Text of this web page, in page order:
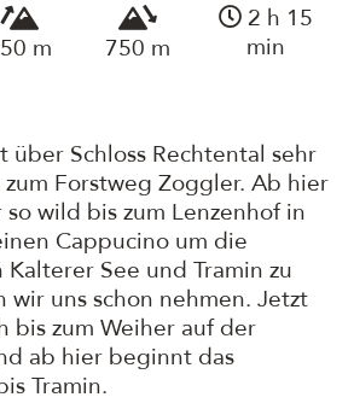
m 750 m
2 h 15
min
über Schloss Rechtental sehr
Forstweg Zoggler. Ab hier
wild bis zum Lenzenhof in
Cappucino um die
See und Tramin zu
wir uns schon nehmen. Jetzt
bis zum Weiher auf der
ab hier beginnt das
Tramin.